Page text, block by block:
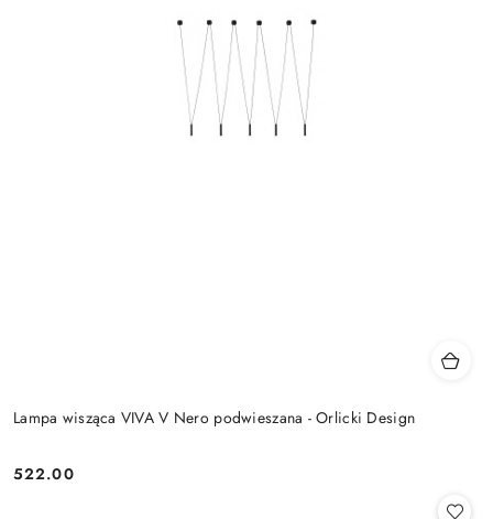
Lampa wisząca VIVA V Nero podwieszana - Orlicki Design
Cena:
522.00